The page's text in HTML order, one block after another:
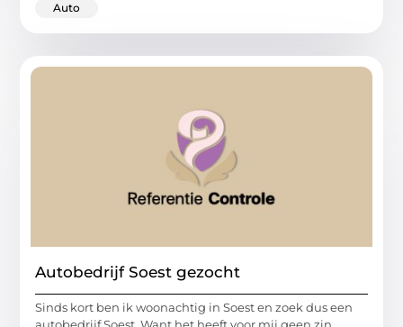
Auto
Autobedrijf Soest gezocht
Sinds kort ben ik woonachtig in Soest en zoek dus een